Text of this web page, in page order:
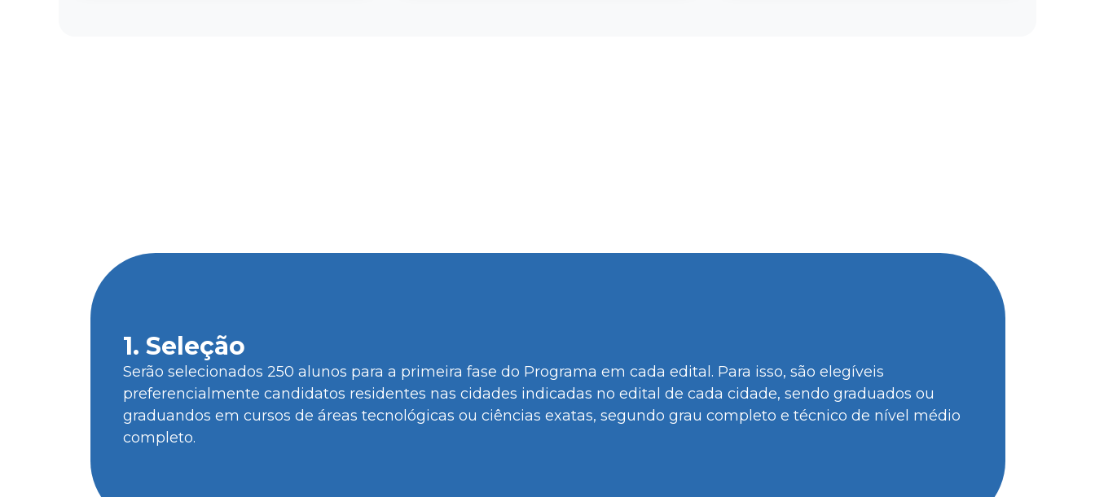
1. Seleção
Serão selecionados 250 alunos para a primeira fase do Programa em cada edital. Para isso, são elegíveis
preferencialmente candidatos residentes nas cidades indicadas no edital de cada cidade, sendo graduados ou
graduandos em cursos de áreas tecnológicas ou ciências exatas, segundo grau completo e técnico de nível médio
completo.